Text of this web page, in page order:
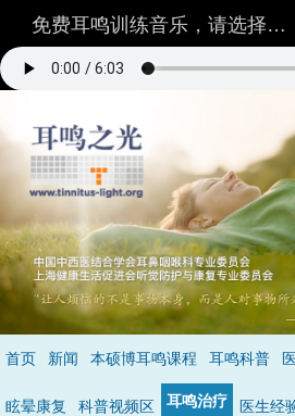
听音乐的方法
音量：与耳鸣的响度差不多，就是说你仔细
首页 新闻 本硕博耳鸣课程 耳鸣科普
眩晕康复 科普视频区 耳鸣治疗 医生经